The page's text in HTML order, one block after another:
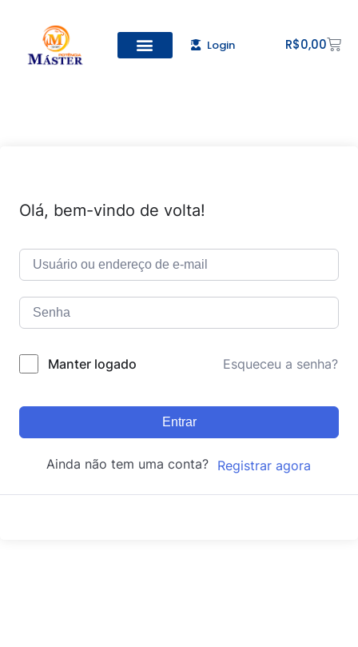
Login R$0,00
Olá, bem-vindo de volta!
Manter logado Esqueceu a senha?
Entrar
Ainda não tem uma conta? Registrar agora